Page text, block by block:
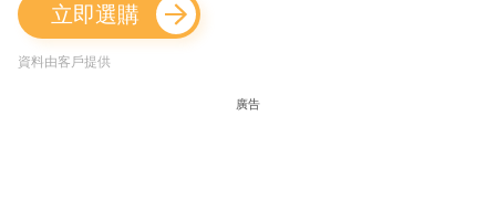
立即選購
資料由客戶提供
廣告